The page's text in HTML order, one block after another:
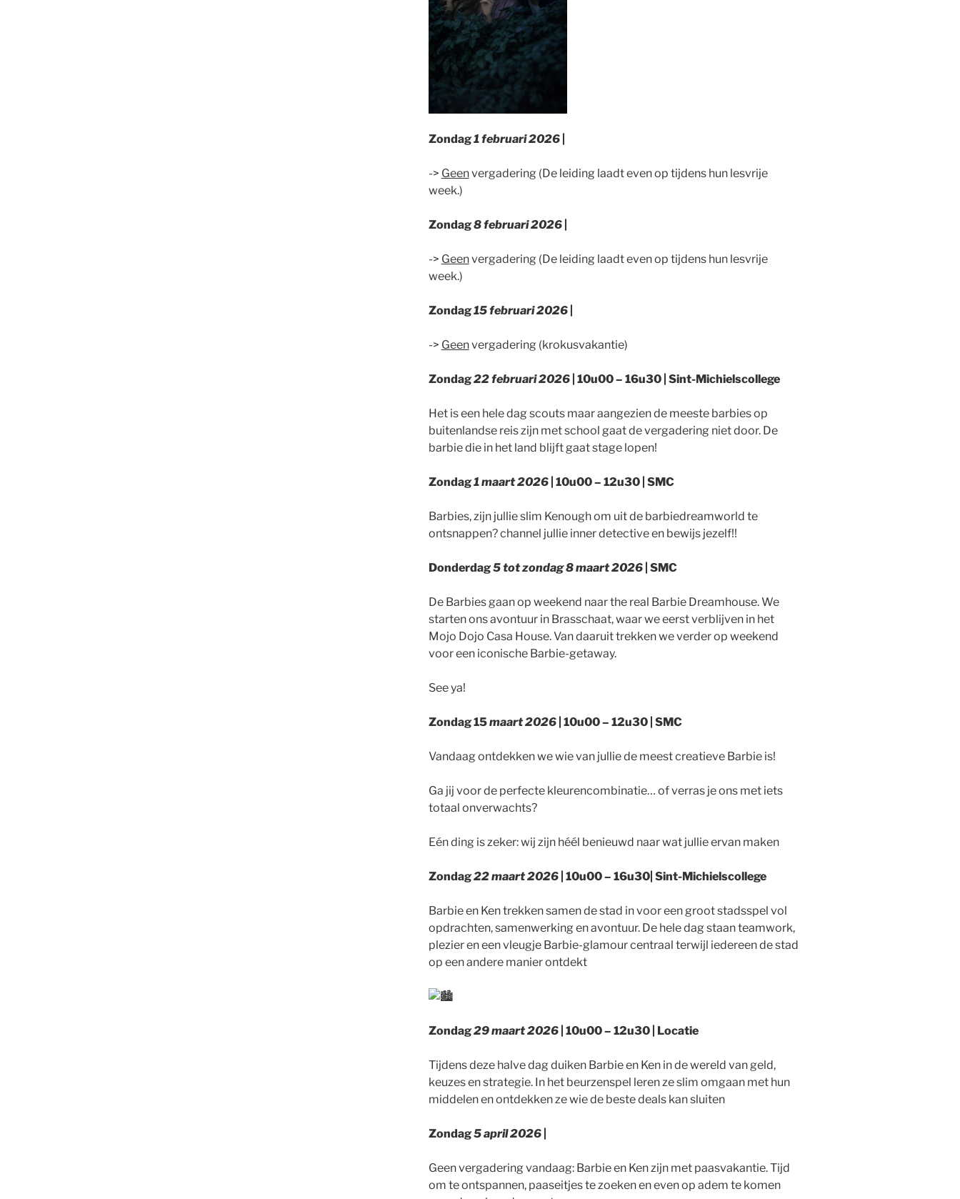
Zondag1 februari 2026
-> Geenvergadering (De leiding laadt even op tijdens hun lesvrije
week.)
Zondag8 februari 2026
-> Geenvergadering (De leiding laadt even op tijdens hun lesvrije
week.)
Zondag15 februari 2026
-> Geenvergadering (krokusvakantie)
Zondag22 februari 2026 | 10u00 – 16u30 | Sint-Michielscollege
Het is een hele dag scouts maar aangezien de meeste barbies op
buitenlandse reis zijn met school gaat de vergadering niet door. De
barbie die in het land blijft gaat stage lopen!
Zondag1 maart 2026 10u00 – 12u30 | SMC
Barbies, zijn jullie slim Kenough om uit de barbiedreamworld te
ontsnappen? channel jullie inner detective en bewijs jezelf!!
Donderdag5 tot zondag 8 maart 2026 | SMC
De Barbies gaan op weekend naar the real Barbie Dreamhouse. We
starten ons avontuur in Brasschaat, waar we eerst verblijven in het
Mojo Dojo Casa House. Van daaruit trekken we verder op weekend
voor een iconische Barbie-getaway.
See ya!
Zondag 15maart 2026 | 10u00 – 12u30 | SMC
Vandaag ontdekken we wie van jullie de meest creatieve Barbie is!
Ga jij voor de perfecte kleurencombinatie… of verras je ons met iets
totaal onverwachts?
Eén ding is zeker: wij zijn héél benieuwd naar wat jullie ervan maken
Zondag22 maart 2026 | 10u00 – 16u30| Sint-Michielscollege
Barbie en Ken trekken samen de stad in voor een groot stadsspel vol
opdrachten, samenwerking en avontuur. De hele dag staan teamwork,
plezier en een vleugje Barbie-glamour centraal terwijl iedereen de stad
op een andere manier ontdekt
Zondag29 maart 2026 | 10u00 – 12u30 | Locatie
Tijdens deze halve dag duiken Barbie en Ken in de wereld van geld,
keuzes en strategie. In het beurzenspel leren ze slim omgaan met hun
middelen en ontdekken ze wie de beste deals kan sluiten
Zondag5 april 2026
Geen vergadering vandaag: Barbie en Ken zijn met paasvakantie. Tijd
om te ontspannen, paaseitjes te zoeken en even op adem te komen